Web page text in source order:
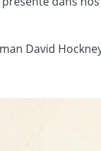
David